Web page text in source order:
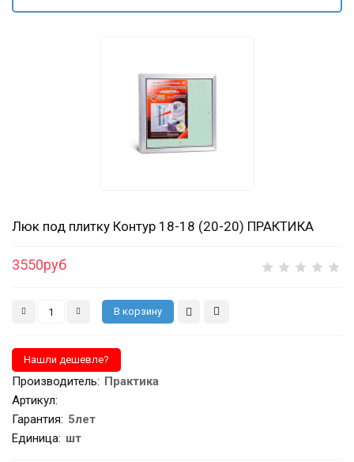
Люк под плитку Контур 18-18 (20-20) ПРАКТИКА
3550руб
Производитель: Практика
Артикул:
Гарантия: 5лет
Единица: шт